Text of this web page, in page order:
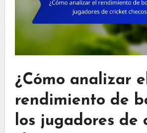
¿Cómo analizar
rendimiento de
los jugadores de